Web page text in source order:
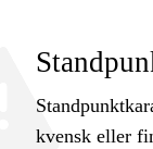
kvensk eller